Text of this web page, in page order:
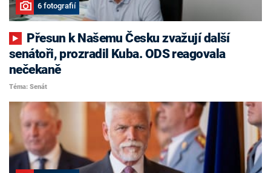
6 fotografií
senátoři, prozradil Kuba. ODS reagovala
nečekaně
Téma: Senát